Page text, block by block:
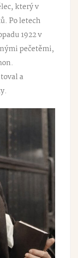
který v
Po letech
1922 v
pečetěmi,
a